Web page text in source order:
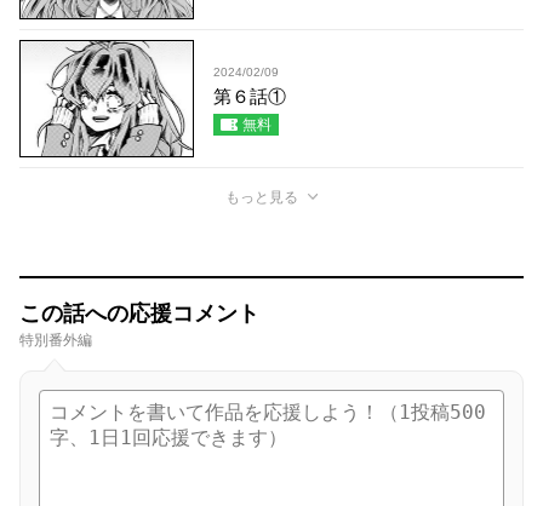
2024/02/09
第６話①
無料
もっと見る
この話への応援コメント
特別番外編